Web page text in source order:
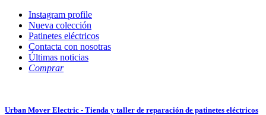
Instagram profile
Nueva colección
Patinetes eléctricos
Contacta con nosotras
Últimas noticias
Comprar
Urban Mover Electric - Tienda y taller de reparación de patinetes eléctricos